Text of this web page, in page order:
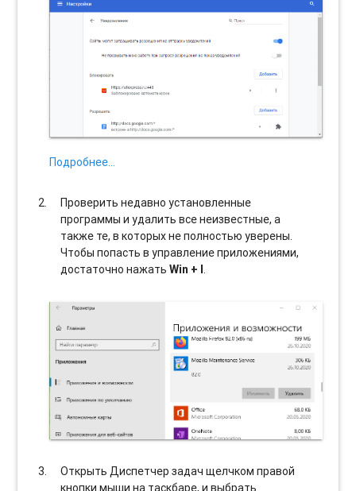
Подробнее…
Проверить недавно установленные
программы и удалить все неизвестные, а
также те, в которых не полностью уверены.
Чтобы попасть в управление приложениями,
достаточно нажатьWin + I.
Открыть Диспетчер задач щелчком правой
кнопки мыши на таскбаре, и выбрать